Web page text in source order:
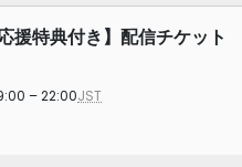
援特典付き】配信チケット
– 22:00JST